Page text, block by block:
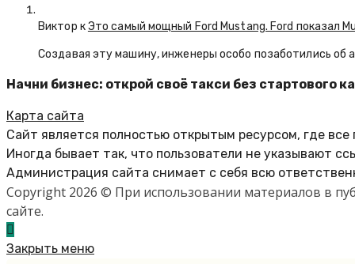
Виктор кЭто самый мощный Ford Mustang. Ford показал
Создавая эту машину, инженеры особо позаботились
Начни бизнес: открой своё такси без стартового
Карта сайта
Сайт является полностью открытым ресурсом, где
Иногда бывает так, что пользователи не указывают
Администрация сайта снимает с себя всю
Copyright 2026 © При использовании материалов в
сайте.
Закрыть меню